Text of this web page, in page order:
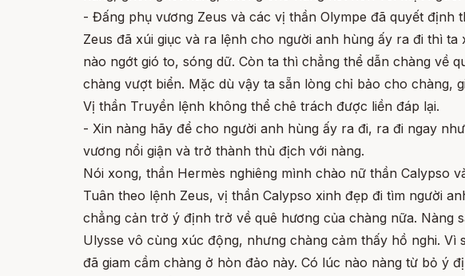
- Đấng phụ vương Zeus và các vị thần Olympe đã quyết
Zeus đã xúi giục và ra lệnh cho người anh hùng ấy ra đi thì
nào ngớt gió to, sóng dữ. Còn ta thì chẳng thể dẫn chàng về
chàng vượt biển. Mặc dù vậy ta sẵn lòng chỉ bảo cho chàng,
Vị thần Truyền lệnh không thể chê trách được liền đáp lại.
- Xin nàng hãy để cho người anh hùng ấy ra đi, ra đi ngay
vương nổi giận và trở thành thù địch với nàng.
Nói xong, thần Hermès nghiêng mình chào nữ thần Calypso
Tuân theo lệnh Zeus, vị thần Calypso xinh đẹp đi tìm người
chẳng cản trở ý định trở về quê hương của chàng nữa. Nàng
Ulysse vô cùng xúc động, nhưng chàng cảm thấy hồ nghi.
đã giam cầm chàng ở hòn đảo này. Có lúc nào nàng từ bỏ ý